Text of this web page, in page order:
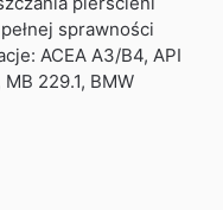
sprawności
ACEA A3/B4, API
229.1, BMW